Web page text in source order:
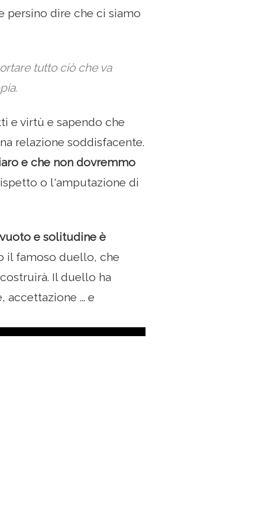
persino dire che ci siamo
tutto ciò che va
e virtù e sapendo che
relazione soddisfacente.
e che non dovremmo
o l'amputazione di
e solitudine è
il famoso duello, che
Il duello ha
accettazione ... e